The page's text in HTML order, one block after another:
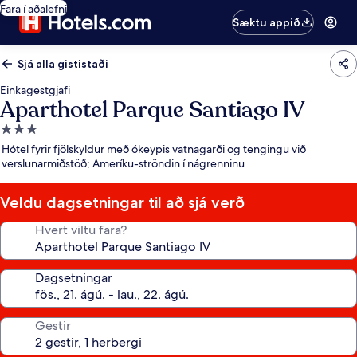
Fara í aðalefni
Sæktu appið
Sjá alla gististaði
Einkagestgjafi
Aparthotel Parque Santiago IV
3.0
stjörnu
gististaður
Hótel fyrir fjölskyldur með ókeypis vatnagarði og tengingu við
verslunarmiðstöð; Ameríku-ströndin í nágrenninu
Veldu dagsetningar til að sjá verð
Hvert viltu fara?
Dagsetningar
Gestir